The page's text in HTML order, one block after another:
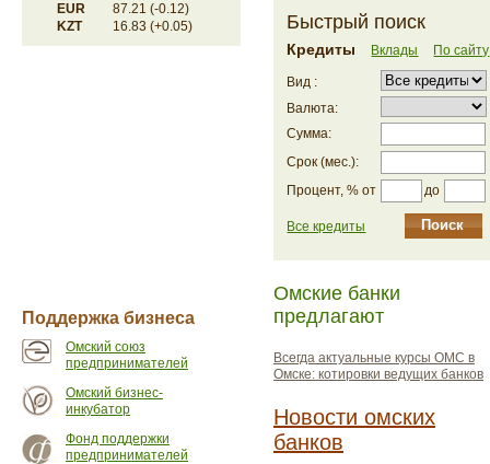
EUR
87.21 (-0.12)
KZT
16.83 (+0.05)
Поддержка бизнеса
Омский союз
предпринимателей
Омский бизнес-
инкубатор
Фонд поддержки
предпринимателей
Быстрый поиск
Кредиты Вклады По сайту
Вид :
Валюта:
Сумма:
Срок (мес.):
Процент, % от
до
Все кредиты
Омские банки
предлагают
Всегда актуальные курсы ОМС в
Омске: котировки ведущих банков
Новости омских
банков